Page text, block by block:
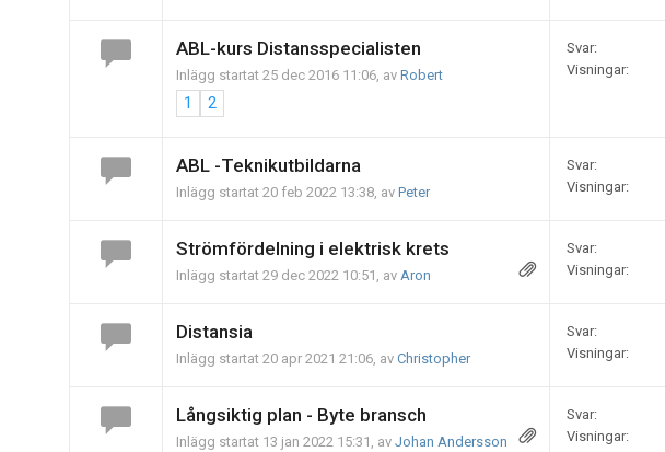
ABL-kurs Distansspecialisten
Inlägg startat 25 dec 2016 11:06, avRobert
1 2
Svar:
Visningar:
ABL -Teknikutbildarna
Inlägg startat 20 feb 2022 13:38, avPeter
Svar:
Visningar:
Strömfördelning i elektrisk krets
Inlägg startat 29 dec 2022 10:51, avAron
Svar:
Visningar:
Distansia
Inlägg startat 20 apr 2021 21:06, avChristopher
Svar:
Visningar:
Långsiktig plan - Byte bransch
Inlägg startat 13 jan 2022 15:31, avJohan Andersson
Svar:
Visningar: